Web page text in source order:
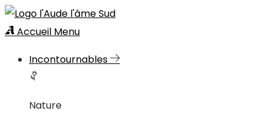
Accueil Menu
Incontournables
Nature